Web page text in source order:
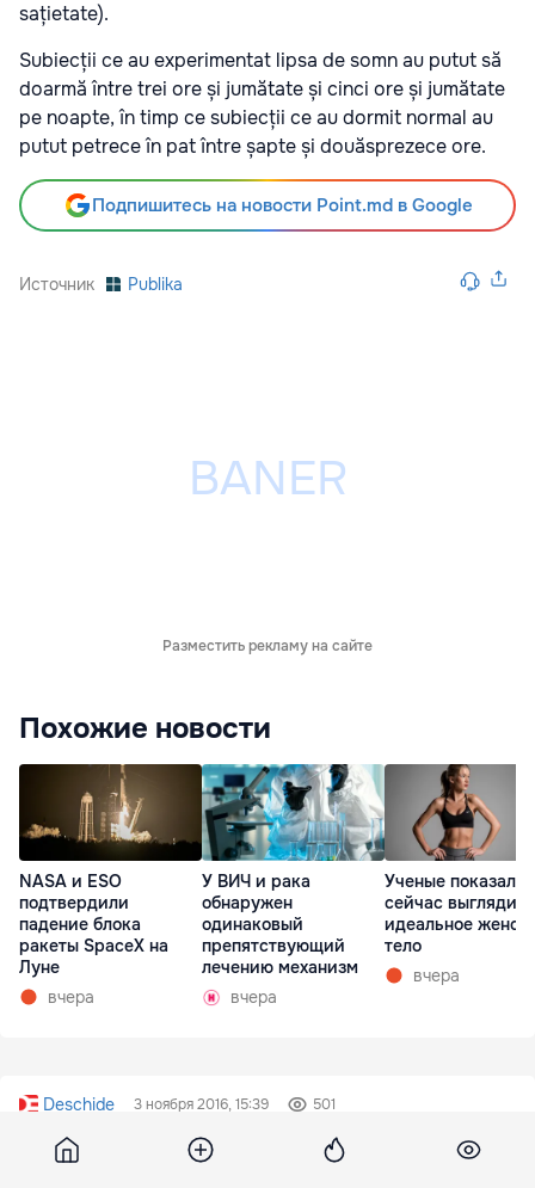
sațietate).
Subiecții ce au experimentat lipsa de somn au putut să
doarmă între trei ore și jumătate și cinci ore și jumătate
pe noapte, în timp ce subiecții ce au dormit normal au
putut petrece în pat între șapte și douăsprezece ore.
Подпишитесь на новости Point.md в Google
Источник Publika
Разместить рекламу на сайте
Похожие новости
NASA и ESO
подтвердили
падение блока
ракеты SpaceX на
Луне
вчера
У ВИЧ и рака
обнаружен
одинаковый
препятствующий
лечению механизм
вчера
Ученые показали,
сейчас выглядит
идеальное
тело
вчера
Deschide 3 ноября 2016, 15:39 501
Banca Mondială cere R.Moldova